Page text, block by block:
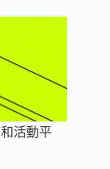
和活動平